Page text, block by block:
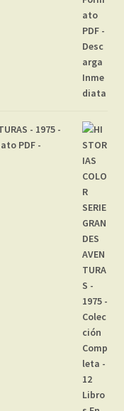
- 1975 -
PDF -